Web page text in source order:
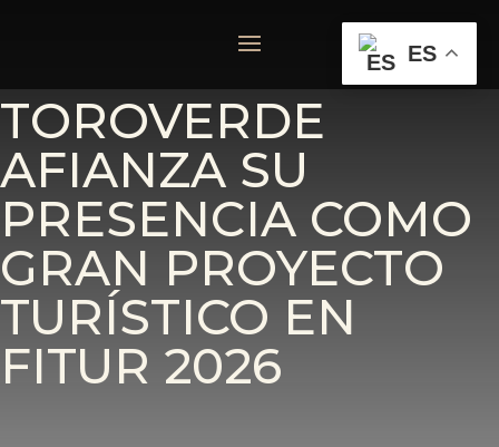
TOROVERDE
AFIANZA SU
PRESENCIA COMO
GRAN PROYECTO
TURÍSTICO EN
FITUR 2026
ES